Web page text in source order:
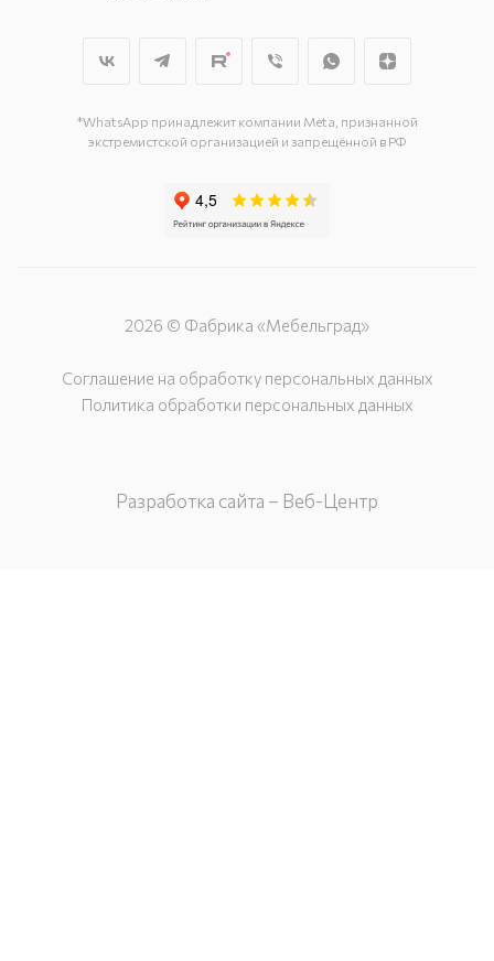
г. Подольск, ул. Станционная, д. 11
*WhatsApp принадлежит компании Meta, признанной
экстремистской организацией и запрещённой в РФ
2026 © Фабрика «Мебельград»
Соглашение на обработку персональных данных
Политика обработки персональных данных
Разработка сайта – Веб-Центр